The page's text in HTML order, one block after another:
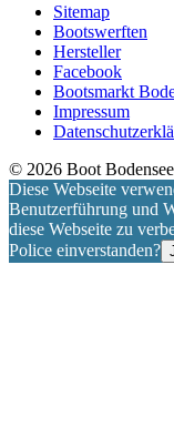
Sitemap
Bootswerften
Hersteller
Facebook
Bootsmarkt
Impressum
© 2026 Boot Bodensee
Diese Webseite
Benutzerführung und
diese Webseite zu
Police einverstanden?